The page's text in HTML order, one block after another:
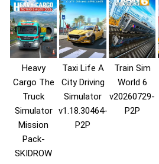
Heavy
Cargo The
Truck
Simulator
Mission
Pack-
SKIDROW
Taxi Life A
City Driving
Simulator
v1.18.30464-
P2P
Train Sim
World 6
v20260729-
P2P